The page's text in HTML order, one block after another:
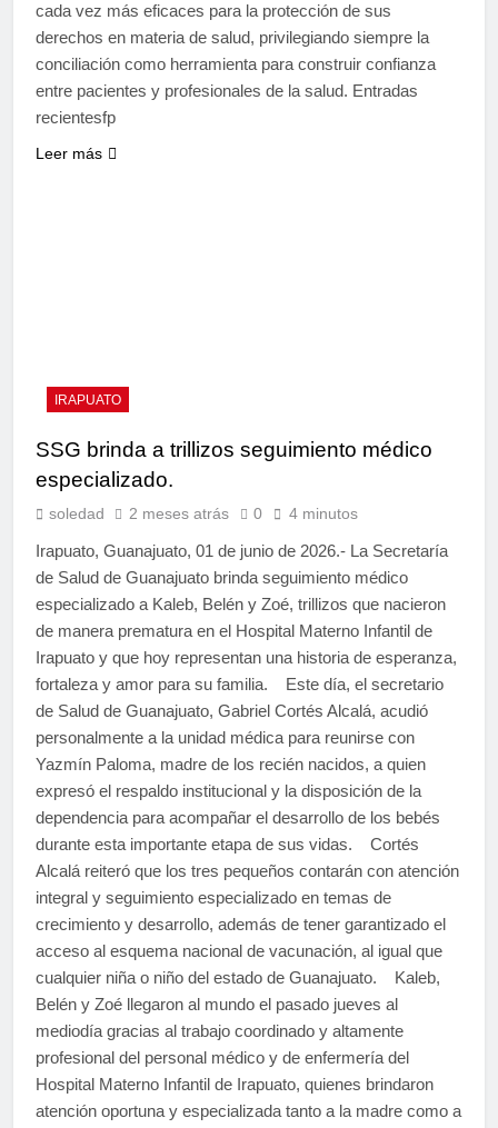
cada vez más eficaces para la protección de sus
derechos en materia de salud, privilegiando siempre la
conciliación como herramienta para construir confianza
entre pacientes y profesionales de la salud. Entradas
recientesfp
Leer más
IRAPUATO
SSG brinda a trillizos seguimiento médico
especializado.
soledad 2 meses atrás 0 4 minutos
Irapuato, Guanajuato, 01 de junio de 2026.- La Secretaría
de Salud de Guanajuato brinda seguimiento médico
especializado a Kaleb, Belén y Zoé, trillizos que nacieron
de manera prematura en el Hospital Materno Infantil de
Irapuato y que hoy representan una historia de esperanza,
fortaleza y amor para su familia. Este día, el secretario
de Salud de Guanajuato, Gabriel Cortés Alcalá, acudió
personalmente a la unidad médica para reunirse con
Yazmín Paloma, madre de los recién nacidos, a quien
expresó el respaldo institucional y la disposición de la
dependencia para acompañar el desarrollo de los bebés
durante esta importante etapa de sus vidas. Cortés
Alcalá reiteró que los tres pequeños contarán con atención
integral y seguimiento especializado en temas de
crecimiento y desarrollo, además de tener garantizado el
acceso al esquema nacional de vacunación, al igual que
cualquier niña o niño del estado de Guanajuato. Kaleb,
Belén y Zoé llegaron al mundo el pasado jueves al
mediodía gracias al trabajo coordinado y altamente
profesional del personal médico y de enfermería del
Hospital Materno Infantil de Irapuato, quienes brindaron
atención oportuna y especializada tanto a la madre como a